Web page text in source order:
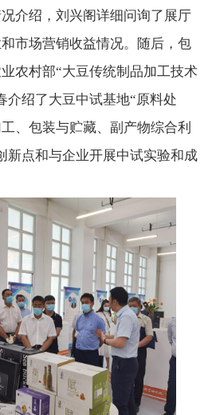
介绍，刘兴阁详细问询了展厅
市场营销收益情况。随后，包
农村部“大豆传统制品加工技术
介绍了大豆中试基地“原料处
、包装与贮藏、副产物综合利
新点和与企业开展中试实验和成